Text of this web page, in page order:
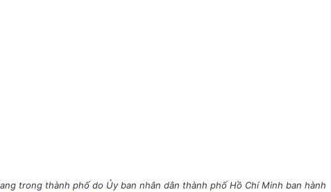
trong thành phố do Ủy ban nhân dân thành phố Hồ Chí Minh ban hành